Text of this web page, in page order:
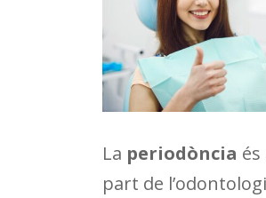
La periodòncia
part de